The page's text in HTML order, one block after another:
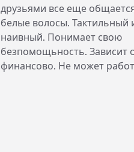
друзьями все еще
белые волосы. Тактильный
наивный. Понимает свою
безпомощьность. Зависит
финансово. Не может